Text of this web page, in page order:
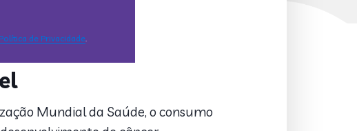
Mundial da Saúde, o consumo